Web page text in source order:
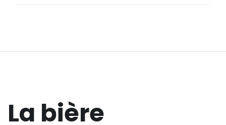
La bière